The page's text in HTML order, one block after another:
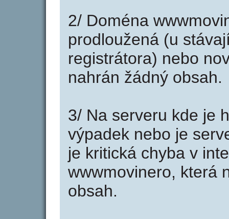
2/ Doména
prodloužená (u
registrátora) nebo
nahrán žádný obsah.
3/ Na serveru kde je
výpadek nebo je
je kritická chyba v
wwwmovinero, která
obsah.